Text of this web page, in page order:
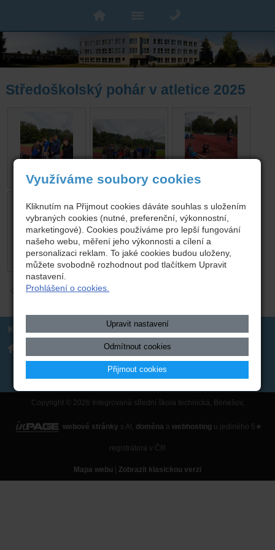
Středoškolský pohár v atletice 2025
zpět
Kontakt
Integrovaná střední škola
317 723 131
Datová schránka: rzpw2gi
ISSBN(zavináč)kr-s.cz
Twitter
Copyright © 2026 Integrovaná střední škola technická, Benešov,
webové stránky s AI, doména a webhosting u jediného 5★
registrátora v ČR
Mapa webu Zobrazit klasickou verzi
Využíváme soubory cookies
Kliknutím na Přijmout cookies dáváte souhlas s uložením
vybraných cookies (nutné, preferenční, výkonnostní,
marketingové). Cookies používáme pro lepší fungování
našeho webu, měření jeho výkonnosti a cílení a
personalizaci reklam. To jaké cookies budou uloženy,
můžete svobodně rozhodnout pod tlačítkem Upravit
nastavení.
Prohlášení o cookies.
Upravit nastavení
Odmítnout cookies
Přijmout cookies